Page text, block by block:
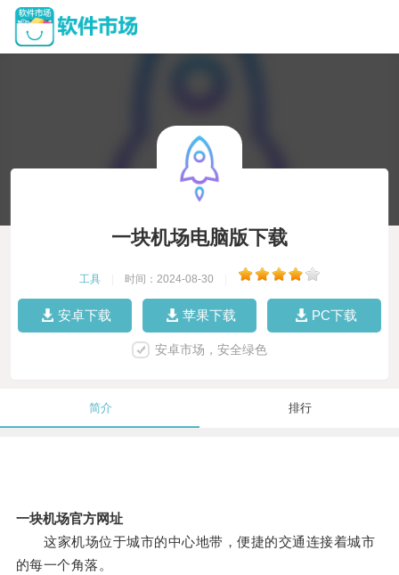
一块机场电脑版下载
工具 时间：2024-08-30
安卓下载 苹果下载 PC下载
安卓市场，安全绿色
简介 排行
一块机场官方网址
这家机场位于城市的中心地带，便捷的交通连接着城市
的每一个角落。